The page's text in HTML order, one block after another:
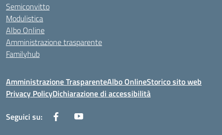
Semiconvitto
Modulistica
Albo Online
Amministrazione trasparente
Familyhub
Amministrazione TrasparenteAlbo OnlineStorico sito web
Privacy PolicyDichiarazione di accessibilità
Seguici su: